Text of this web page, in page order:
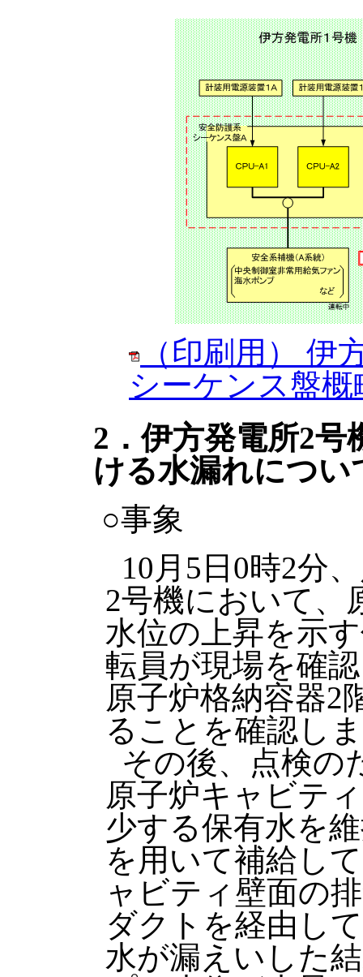
（印刷用） 伊
シーケンス盤概
2．伊方発電所2
ける水漏れについ
○事象
10月5日0時2分
2号機において、
水位の上昇を示
転員が現場を確
原子炉格納容器2
ることを確認し
その後、点検の
原子炉キャビテ
少する保有水を
を用いて補給し
ャビティ壁面の
ダクトを経由し
水が漏えいした